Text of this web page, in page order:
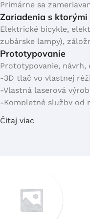
BATÉRIE Z DOPRAVNÝCH
PROSTRIEDKOV
Elektrický bicykel
Elektrická kolobežka
Jednokolky
Primárne sa
Zariadenia s ktorými
Elektrické bicykle,
zubárske lampy),
Prototypovanie
Prototypovanie, návrh,
-3D tlač vo vlastnej
-Vlastná laserová
-Kompletné služby od
-Individuálny prístup,
Servis
-Oživenie batérie, (
-Servis medicínskej
Repas
Čitaj viac